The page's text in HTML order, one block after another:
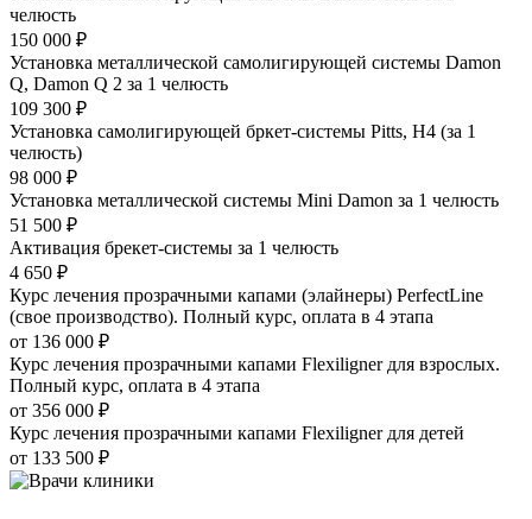
челюсть
150 000 ₽
Установка металлической самолигирующей системы Damon
Q, Damon Q 2 за 1 челюсть
109 300 ₽
Установка самолигирующей бркет-системы Pitts, Н4 (за 1
челюсть)
98 000 ₽
Установка металлической системы Mini Damon за 1 челюсть
51 500 ₽
Активация брекет-системы за 1 челюсть
4 650 ₽
Курс лечения прозрачными капами (элайнеры) PerfectLine
(свое производство). Полный курс, оплата в 4 этапа
от 136 000 ₽
Курс лечения прозрачными капами Flexiligner для взрослых.
Полный курс, оплата в 4 этапа
от 356 000 ₽
Курс лечения прозрачными капами Flexiligner для детей
от 133 500 ₽